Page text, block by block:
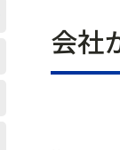
会社